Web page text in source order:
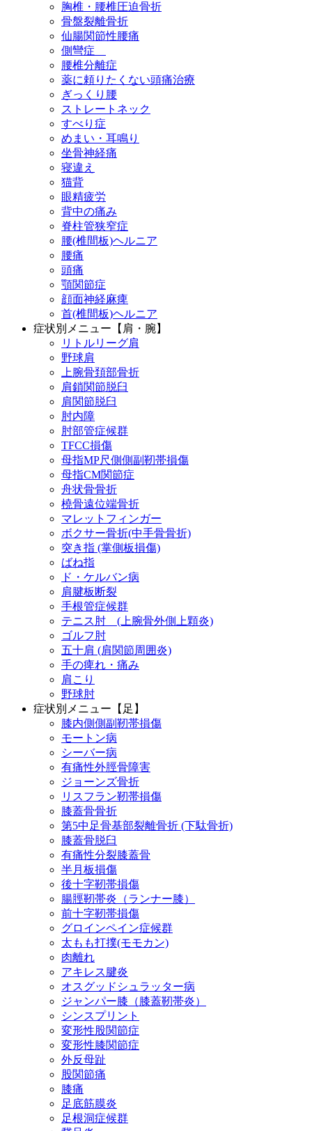
胸椎・腰椎圧迫骨折
骨盤裂離骨折
仙腸関節性腰痛
側彎症
腰椎分離症
薬に頼りたくない頭痛治療
ぎっくり腰
ストレートネック
すべり症
めまい・耳鳴り
坐骨神経痛
寝違え
猫背
眼精疲労
背中の痛み
脊柱管狭窄症
腰(椎間板)ヘルニア
腰痛
頭痛
顎関節症
顔面神経麻痺
首(椎間板)ヘルニア
症状別メニュー【肩・腕】
リトルリーグ肩
野球肩
上腕骨頚部骨折
肩鎖関節脱臼
肩関節脱臼
肘内障
肘部管症候群
TFCC損傷
母指MP尺側側副靭帯損傷
母指CM関節症
舟状骨骨折
橈骨遠位端骨折
マレットフィンガー
ボクサー骨折(中手骨骨折)
突き指 (掌側板損傷)
ばね指
ド・ケルバン病
肩腱板断裂
手根管症候群
テニス肘 (上腕骨外側上顆炎)
ゴルフ肘
五十肩 (肩関節周囲炎)
手の痺れ・痛み
肩こり
野球肘
症状別メニュー【足】
膝内側側副靭帯損傷
モートン病
シーバー病
有痛性外脛骨障害
ジョーンズ骨折
リスフラン靭帯損傷
膝蓋骨骨折
第5中足骨基部裂離骨折 (下駄骨折)
膝蓋骨脱臼
有痛性分裂膝蓋骨
半月板損傷
後十字靭帯損傷
腸脛靭帯炎（ランナー膝）
前十字靭帯損傷
グロインペイン症候群
太もも打撲(モモカン)
肉離れ
アキレス腱炎
オスグッドシュラッター病
ジャンパー膝（膝蓋靭帯炎）
シンスプリント
変形性股関節症
変形性膝関節症
外反母趾
股関節痛
膝痛
足底筋膜炎
足根洞症候群